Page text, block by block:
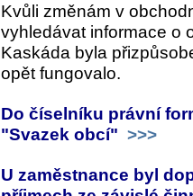
Kvůli změnám v
vyhledávat informace o
Kaskáda byla
opět fungovalo.
Do číselníku právní
"Svazek obcí" >>>
U zaměstnance byl